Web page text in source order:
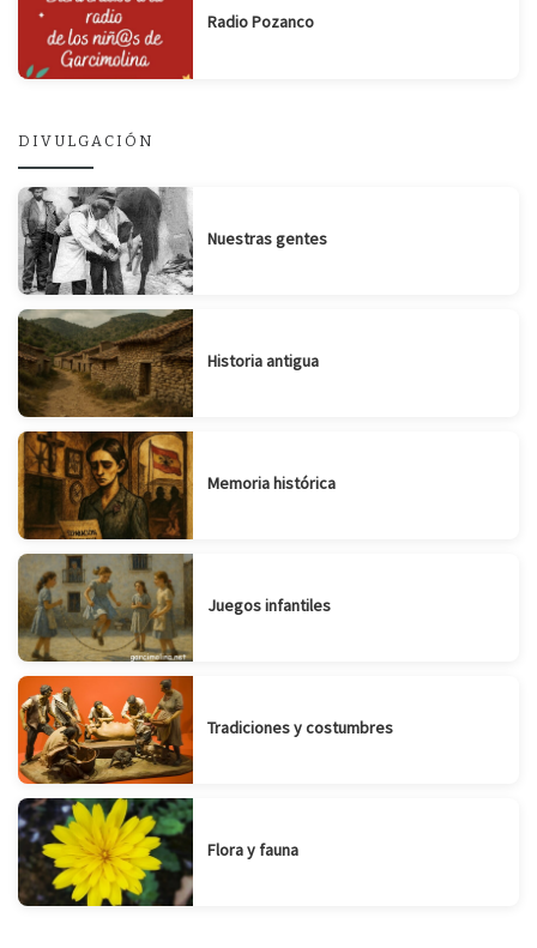
Radio Pozanco
DIVULGACIÓN
Nuestras gentes
Historia antigua
Memoria histórica
Juegos infantiles
Tradiciones y costumbres
Flora y fauna